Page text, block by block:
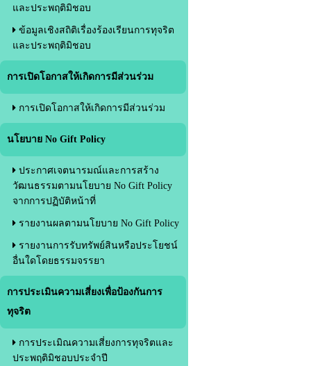
และประพฤติมิชอบ
ข้อมูลเชิงสถิติเรื่องร้องเรียนการทุจริต
และประพฤติมิชอบ
การเปิดโอกาสให้เกิดการมีส่วนร่วม
การเปิดโอกาสให้เกิดการมีส่วนร่วม
นโยบาย No Gift Policy
ประกาศเจตนารมณ์และการสร้าง
วัฒนธรรมตามนโยบาย No Gift Policy
จากการปฏิบัติหน้าที่
รายงานผลตามนโยบาย No Gift Policy
รายงานการรับทรัพย์สินหรือประโยชน์
อื่นใดโดยธรรมจรรยา
การประเมินความเสี่ยงเพื่อป้องกันการ
ทุจริต
การประเมิณความเสี่ยงการทุจริตและ
ประพฤติมิชอบประจำปี